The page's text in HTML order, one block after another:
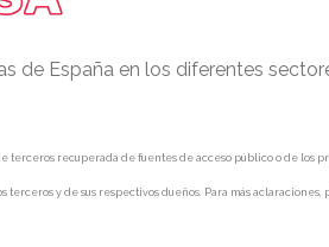
de España en los diferentes
terceros recuperada de fuentes de acceso público o de
terceros y de sus respectivos dueños. Para más